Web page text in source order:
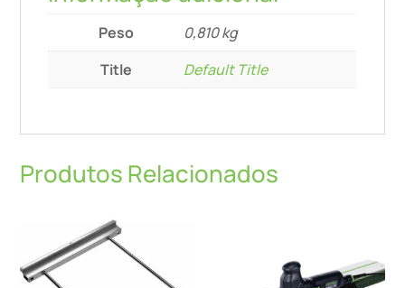
Peso
0,810 kg
Title
Default Title
Produtos Relacionados